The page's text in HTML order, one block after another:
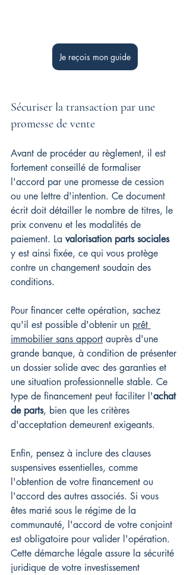
Je reçois mon guide
Sécuriser la transaction par une
promesse de vente
Avant de procéder au règlement, il est
fortement conseillé de formaliser
l'accord par une promesse de cession
ou une lettre d'intention. Ce document
écrit doit détailler le nombre de titres, le
prix convenu et les modalités de
paiement. La valorisation parts sociales
y est ainsi fixée, ce qui vous protège
contre un changement soudain des
conditions.
Pour financer cette opération, sachez
qu'il est possible d'obtenir un prêt
immobilier sans apport auprès d'une
grande banque, à condition de présenter
un dossier solide avec des garanties et
une situation professionnelle stable. Ce
type de financement peut faciliter l'achat
de parts, bien que les critères
d'acceptation demeurent exigeants.
Enfin, pensez à inclure des clauses
suspensives essentielles, comme
l'obtention de votre financement ou
l'accord des autres associés. Si vous
êtes marié sous le régime de la
communauté, l'accord de votre conjoint
est obligatoire pour valider l'opération.
Cette démarche légale assure la sécurité
juridique de votre investissement